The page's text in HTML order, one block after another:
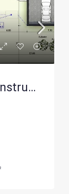
Maison avec terrain constructible à Dreux – Opportunité d’investissement idéale